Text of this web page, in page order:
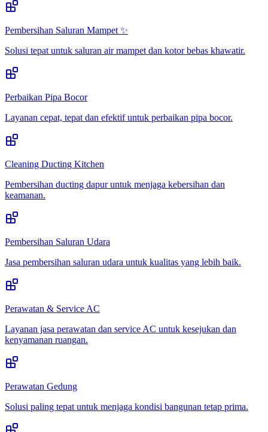
Pembersihan Saluran Mampet ✨
Solusi tepat untuk saluran air mampet dan kotor bebas khawatir.
Perbaikan Pipa Bocor
Layanan cepat, tepat dan efektif untuk perbaikan pipa bocor.
Cleaning Ducting Kitchen
Pembersihan ducting dapur untuk menjaga kebersihan dan
keamanan.
Pembersihan Saluran Udara
Jasa pembersihan saluran udara untuk kualitas yang lebih baik.
Perawatan & Service AC
Layanan jasa perawatan dan service AC untuk kesejukan dan
kenyamanan ruangan.
Perawatan Gedung
Solusi paling tepat untuk menjaga kondisi bangunan tetap prima.